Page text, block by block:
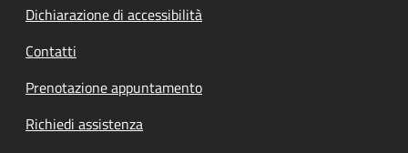
Dichiarazione di accessibilità
Contatti
Prenotazione appuntamento
Richiedi assistenza